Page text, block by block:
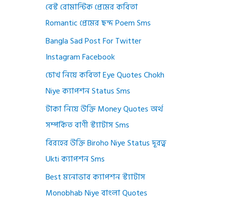
বেস্ট রোমান্টিক প্রেমের কবিতা
Romantic প্রেমের ছন্দ Poem Sms
Bangla Sad Post For Twitter
Instagram Facebook
চোখ নিয়ে কবিতা Eye Quotes Chokh
Niye ক্যাপশন Status Sms
টাকা নিয়ে উক্তি Money Quotes অর্থ
সম্পর্কিত বাণী স্ট্যাটাস Sms
বিরহের উক্তি Biroho Niye Status দূরত্ব
Ukti ক্যাপশন Sms
Best মনোভাব ক্যাপশন স্ট্যাটাস
Monobhab Niye বাংলা Quotes